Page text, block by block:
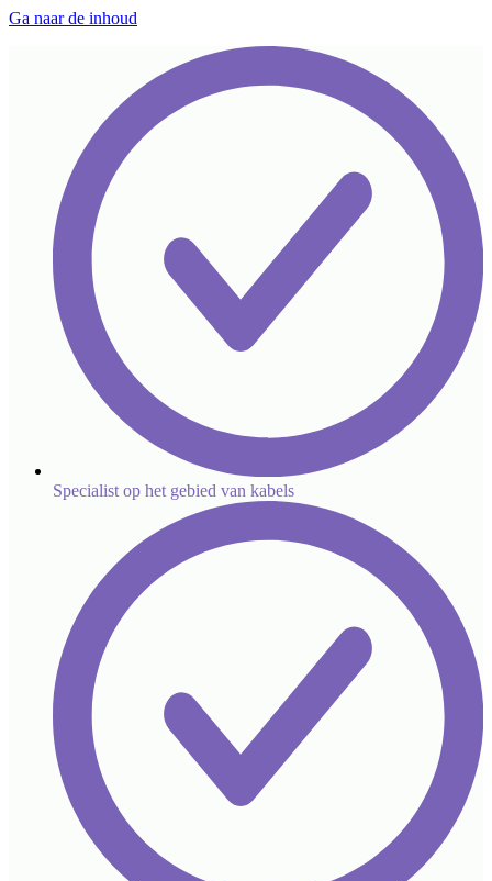
Ga naar de inhoud
Specialist op het gebied van kabels